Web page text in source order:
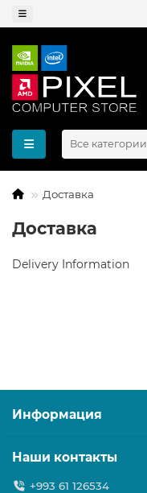
Все категории
Доставка
Доставка
Delivery Information
Информация
Наши контакты
+993 61 126534